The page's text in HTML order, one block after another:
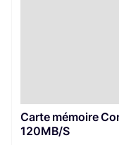
Carte mémoire
120MB/S